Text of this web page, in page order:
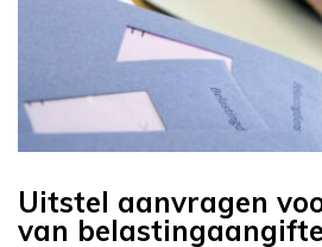
Uitstel aanvragen
van